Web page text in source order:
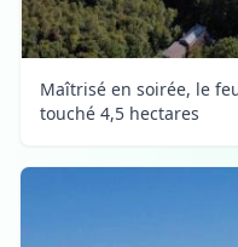
Maîtrisé en soirée, le
touché 4,5 hectares